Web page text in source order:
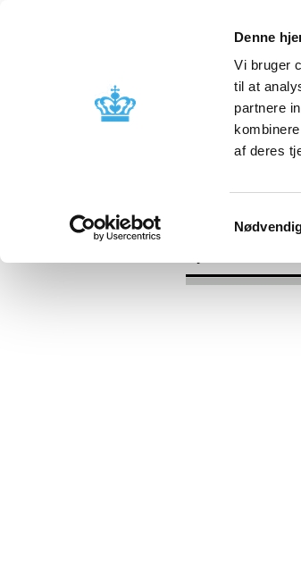
Denne
Vi bruger
til at
partnere
af deres
Godkendelse og